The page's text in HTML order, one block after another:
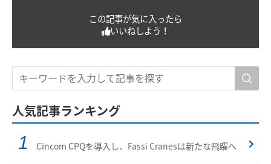
この記事が気に入ったら
いいねしよう！
人気記事ランキング
Cincom CPQを導入し、Fassi Cranesは新たな飛躍へ